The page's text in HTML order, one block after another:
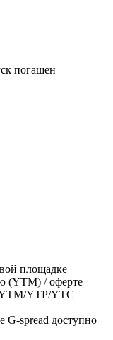
погашен
площадке
(YTM) / оферте
YTP/YTC
G-spread доступно